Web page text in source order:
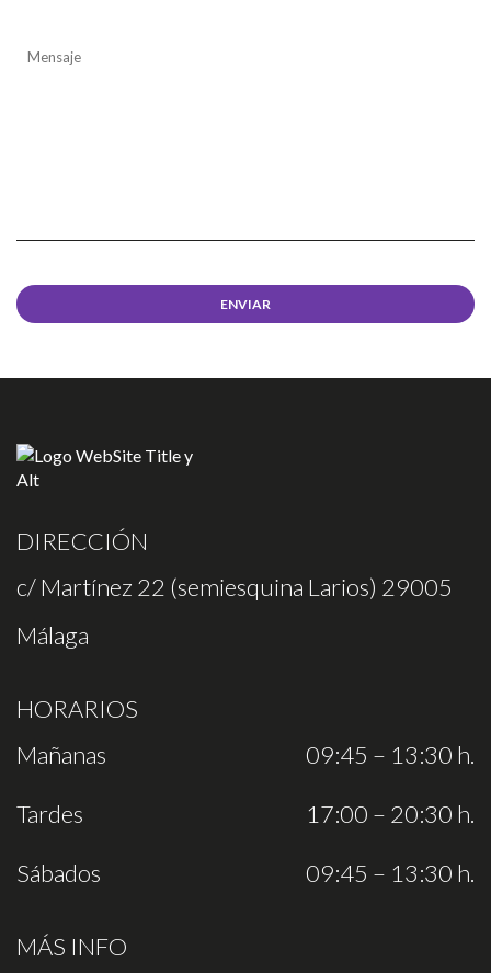
DIRECCIÓN
c/ Martínez 22 (semiesquina Larios) 29005
Málaga
HORARIOS
Mañanas
09:45 – 13:30 h.
Tardes
17:00 – 20:30 h.
Sábados
09:45 – 13:30 h.
MÁS INFO